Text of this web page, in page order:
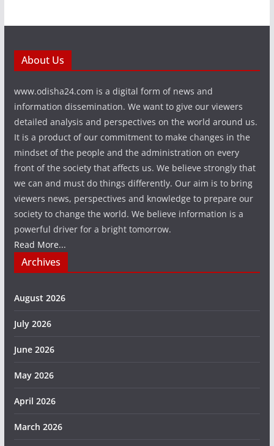
About Us
www.odisha24.com is a digital form of news and
information dissemination. We want to give our viewers
detailed analysis and perspectives on the world around us.
It is a product of our commitment to make changes in the
mindset of the people and the administration on every
front of the society that affects us. We believe strongly that
we can and must do things differently. Our aim is to bring
viewers news, perspectives and knowledge to prepare our
society to change the world. We believe information is a
powerful driver for a bright tomorrow.
Read More...
Archives
August 2026
July 2026
June 2026
May 2026
April 2026
March 2026